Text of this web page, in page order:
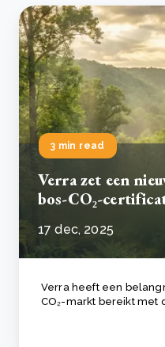
3 min read
Verra zet een
bos-CO₂-
17 dec, 2025
Verra heeft een
CO₂-markt bereikt met